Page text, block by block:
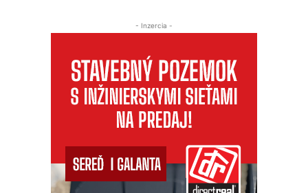
- Inzercia -